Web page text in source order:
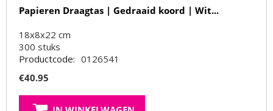
Papieren Draagtas | Gedraaid koord | Wit...
18x8x22 cm
300 stuks
Productcode: 0126541
€40.95